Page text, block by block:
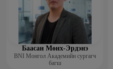
(2004- 2010)
нөөцийн мэргэжилтэн, Авто
Баасан Мөнх-Эрдэнэ
BNI Монгол Академийн сургагч
багш